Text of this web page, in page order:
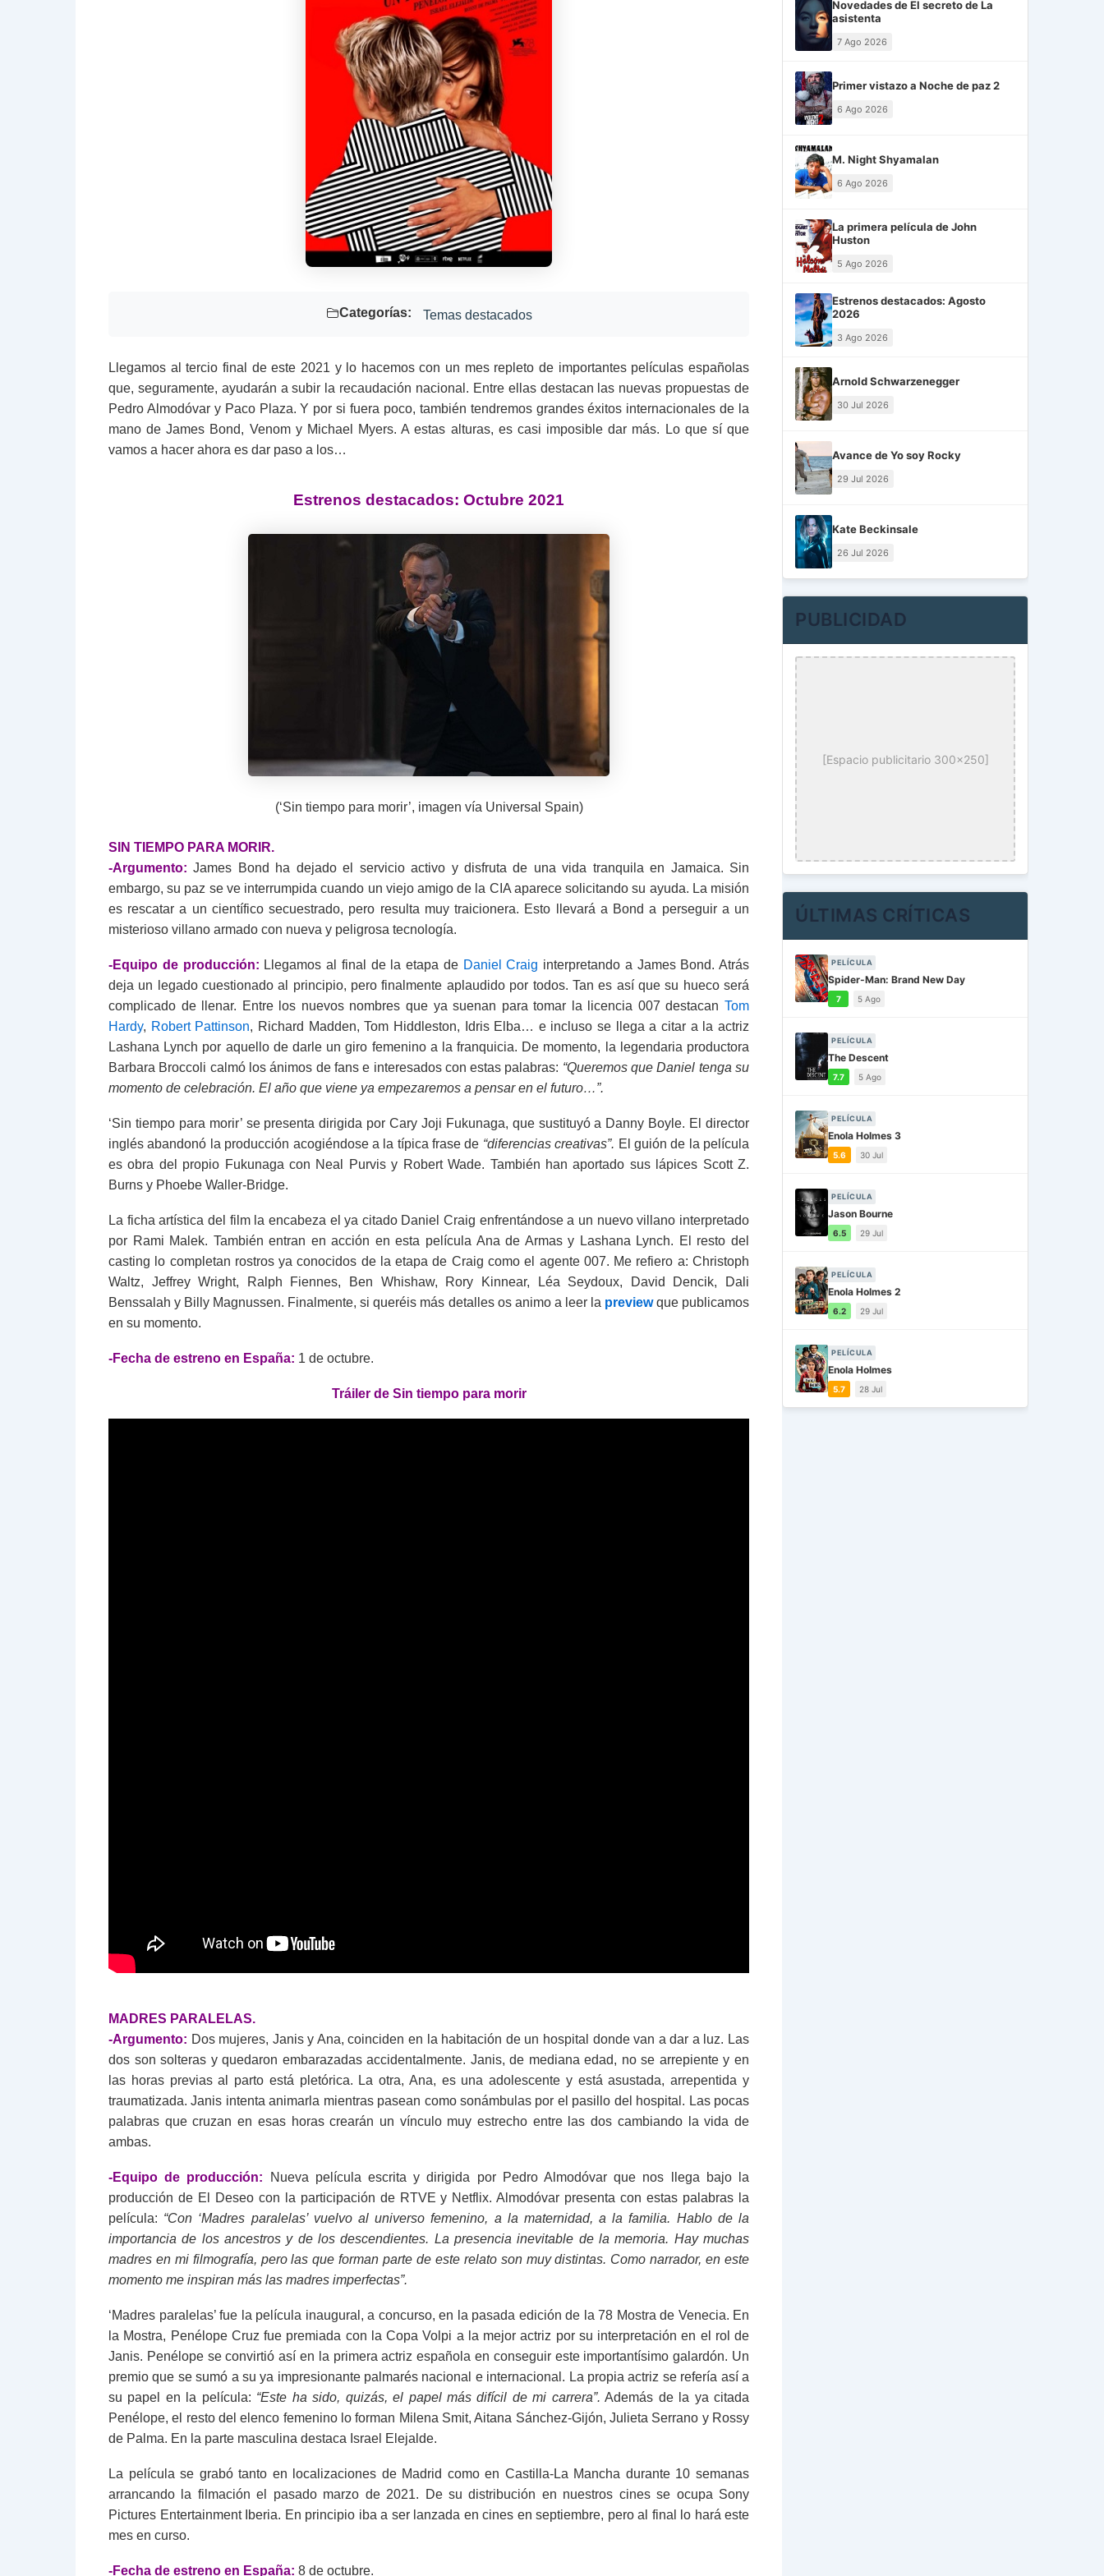
Categorías: Temas destacados
Llegamos al tercio final de este 2021 y lo hacemos con un mes repleto de importantes películas españolas
que, seguramente, ayudarán a subir la recaudación nacional. Entre ellas destacan las nuevas propuestas de
Pedro Almodóvar y Paco Plaza. Y por si fuera poco, también tendremos grandes éxitos internacionales de la
mano de James Bond, Venom y Michael Myers. A estas alturas, es casi imposible dar más. Lo que sí que
vamos a hacer ahora es dar paso a los…
Estrenos destacados: Octubre 2021
(‘Sin tiempo para morir’, imagen vía Universal Spain)
SIN TIEMPO PARA MORIR.
-Argumento: James Bond ha dejado el servicio activo y disfruta de una vida tranquila en Jamaica. Sin
embargo, su paz se ve interrumpida cuando un viejo amigo de la CIA aparece solicitando su ayuda. La misión
es rescatar a un científico secuestrado, pero resulta muy traicionera. Esto llevará a Bond a perseguir a un
misterioso villano armado con nueva y peligrosa tecnología.
-Equipo de producción: Llegamos al final de la etapa de Daniel Craig interpretando a James Bond. Atrás
deja un legado cuestionado al principio, pero finalmente aplaudido por todos. Tan es así que su hueco será
complicado de llenar. Entre los nuevos nombres que ya suenan para tomar la licencia 007 destacan Tom
Hardy, Robert Pattinson, Richard Madden, Tom Hiddleston, Idris Elba… e incluso se llega a citar a la actriz
Lashana Lynch por aquello de darle un giro femenino a la franquicia. De momento, la legendaria productora
Barbara Broccoli calmó los ánimos de fans e interesados con estas palabras: “Queremos que Daniel tenga su
momento de celebración. El año que viene ya empezaremos a pensar en el futuro…”.
‘Sin tiempo para morir’ se presenta dirigida por Cary Joji Fukunaga, que sustituyó a Danny Boyle. El director
inglés abandonó la producción acogiéndose a la típica frase de “diferencias creativas”. El guión de la película
es obra del propio Fukunaga con Neal Purvis y Robert Wade. También han aportado sus lápices Scott Z.
Burns y Phoebe Waller-Bridge.
La ficha artística del film la encabeza el ya citado Daniel Craig enfrentándose a un nuevo villano interpretado
por Rami Malek. También entran en acción en esta película Ana de Armas y Lashana Lynch. El resto del
casting lo completan rostros ya conocidos de la etapa de Craig como el agente 007. Me refiero a: Christoph
Waltz, Jeffrey Wright, Ralph Fiennes, Ben Whishaw, Rory Kinnear, Léa Seydoux, David Dencik, Dali
Benssalah y Billy Magnussen. Finalmente, si queréis más detalles os animo a leer la previewque publicamos
en su momento.
-Fecha de estreno en España: 1 de octubre.
Tráiler de Sin tiempo para morir
MADRES PARALELAS.
-Argumento: Dos mujeres, Janis y Ana, coinciden en la habitación de un hospital donde van a dar a luz. Las
dos son solteras y quedaron embarazadas accidentalmente. Janis, de mediana edad, no se arrepiente y en
las horas previas al parto está pletórica. La otra, Ana, es una adolescente y está asustada, arrepentida y
traumatizada. Janis intenta animarla mientras pasean como sonámbulas por el pasillo del hospital. Las pocas
palabras que cruzan en esas horas crearán un vínculo muy estrecho entre las dos cambiando la vida de
ambas.
-Equipo de producción:
Nueva película escrita y dirigida por Pedro Almodóvar que nos llega bajo la
producción de El Deseo con la participación de RTVE y Netflix. Almodóvar presenta con estas palabras la
película: “Con ‘Madres paralelas’ vuelvo al universo femenino, a la maternidad, a la familia. Hablo de la
importancia de los ancestros y de los descendientes. La presencia inevitable de la memoria. Hay muchas
madres en mi filmografía, pero las que forman parte de este relato son muy distintas. Como narrador, en este
momento me inspiran más las madres imperfectas”.
‘Madres paralelas’ fue la película inaugural, a concurso, en la pasada edición de la 78 Mostra de Venecia. En
la Mostra, Penélope Cruz fue premiada con la Copa Volpi a la mejor actriz por su interpretación en el rol de
Janis. Penélope se convirtió así en la primera actriz española en conseguir este importantísimo galardón. Un
premio que se sumó a su ya impresionante palmarés nacional e internacional. La propia actriz se refería así a
su papel en la película: “Este ha sido, quizás, el papel más difícil de mi carrera”. Además de la ya citada
Penélope, el resto del elenco femenino lo forman Milena Smit, Aitana Sánchez-Gijón, Julieta Serrano y Rossy
de Palma. En la parte masculina destaca Israel Elejalde.
La película se grabó tanto en localizaciones de Madrid como en Castilla-La Mancha durante 10 semanas
arrancando la filmación el pasado marzo de 2021. De su distribución en nuestros cines se ocupa Sony
Pictures Entertainment Iberia. En principio iba a ser lanzada en cines en septiembre, pero al final lo hará este
mes en curso.
-Fecha de estreno en España: 8 de octubre.
Novedades de El secreto de La
asistenta
7 Ago 2026
Primer vistazo a Noche de paz 2
6 Ago 2026
M. Night Shyamalan
6 Ago 2026
La primera película de John
Huston
5 Ago 2026
Estrenos destacados: Agosto
2026
3 Ago 2026
Arnold Schwarzenegger
30 Jul 2026
Avance de Yo soy Rocky
29 Jul 2026
Kate Beckinsale
26 Jul 2026
PUBLICIDAD
[Espacio publicitario 300x250]
ÚLTIMAS CRÍTICAS
PELÍCULA
Spider-Man: Brand New Day
7 5 Ago
PELÍCULA
The Descent
7.7 5 Ago
PELÍCULA
Enola Holmes 3
5.6 30 Jul
PELÍCULA
Jason Bourne
6.5 29 Jul
PELÍCULA
Enola Holmes 2
6.2 29 Jul
PELÍCULA
Enola Holmes
5.7 28 Jul